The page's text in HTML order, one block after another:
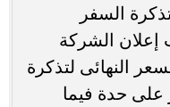
السفر
إعلان الشركة
النهائى لتذكرة
على حدة فيما